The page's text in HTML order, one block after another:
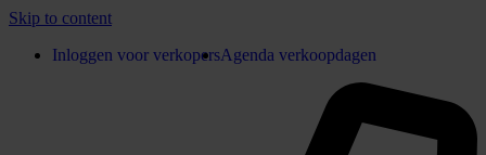
Skip to content
Inloggen voor verkopersAgenda verkoopdagen